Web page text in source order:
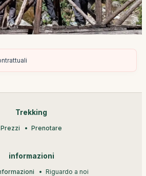
Trekking
Prezzi Prenotare
informazioni
Riguardo a noi